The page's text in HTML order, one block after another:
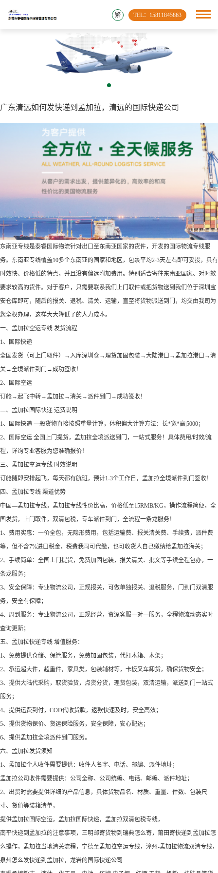
TEL：15811845863
繁
广东清远如何发快递到孟加拉，清远的国际快递公司
东南亚专线是泰睿国际物流针对出口至东南亚国家的货件，开发的国际物流专线服
务。东南亚专线覆盖10多个东南亚的国家和地区，包裹平均2-3天左右即可妥投，具有
时效快、价格低的特点，并且没有偏远附加费用。特别适合寄往东南亚国家、对时效
要求较高的货件。对于客户，只需要联系我们上门取件或把货物送到我们位于深圳宝
安仓库即可，随后的报关、退税、清关、运输，直至将货物派送到门，均交由我司为
您全权办理，这样大大降低了的人力成本。
一、孟加拉空运专线 发货流程
1、国际快递
全国发货（可上门取件）→入库深圳仓→理货加固包装→大陆港口→孟加拉港口→清
关→全境派件到门→成功签收！
2、国际空运
订舱→起飞中转→孟加拉→清关→派件到门→成功签收！
二、孟加拉国际快递 运费说明
1、国际快递 一般货物直接按照重量计算，体积偏大计算方法：长*宽*高|5000；
2、国际空运 全国上门提货，孟加拉全境派送到门，一站式服务！具体费用/时效/流
程，详询专业客服为您准确报价！
三、孟加拉空运专线 时效说明
订舱随即安排起飞，每天都有航班，预计1-3个工作日，孟加拉全境派件到门签收！
四、孟加拉专线 渠道优势
中国—孟加拉专线，孟加拉专线性价比高，价格低至15RMB/KG，操作流程简便，全
国发货，上门取件，双清包税，专车派件到门，全流程一条龙服务！
1、费用实惠：一价全包，无隐形费用，包括运输费、报关清关费、手续费，派件费
等，但不含7%进口税金，税费我司可代缴，也可收货人自己缴纳给孟加拉海关；
2、手续简单：全国上门提货，免费加固包装，报关清关、批文等手续全程包办，一
条龙服务；
3、安全保障：专业物流公司，正规报关，可做单独报关、退税服务，门到门双清服
务，安全有保障；
4、周到服务：专业物流公司，正规经营，资深客服一对一服务，全程物流动态实时
查询更新；
五、孟加拉快递专线 增值服务：
1、免费提供仓储、保管服务，免费加固包装，代打木箱、木架；
2、承运超大件，超重件，家具类，包装辅材等，卡板叉车卸货，确保货物安全；
3、提供大陆代采购，取货验货，点货分货，理货包装，双清运输，派送到门一站式
服务；
4、提供运费到付，COD代收货款，返款快速及时，安全高效；
5、提供货物保价、货运保险服务，安全保障，安心配达；
6、提供孟加拉全境派件到门服务。
六、孟加拉发货须知
1、孟加拉个人收件需要提供：收件人名字、电话、邮编、派件地址；
孟加拉公司收件需要提供：公司全称、公司统编、电话、邮编、派件地址；
2、出货时需要提供详细的产品信息，具体货物品名、材质、重量、件数、包装尺
寸、货值等装箱清单，
提供孟加拉国际空运，孟加拉国际快递，孟加拉双清包税专线，
南平快递到孟加拉的注意事项，三明邮寄货物到瑞典怎么寄，莆田寄快递到孟加拉怎
么操作，孟加拉当地清关流程，宁德至孟加拉空运专线，漳州-孟加拉物流双清专线，
泉州怎么发快递到孟加拉，龙岩的国际快递公司